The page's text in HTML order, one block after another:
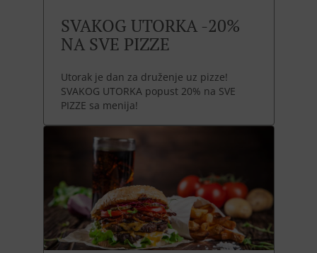
SVAKOG UTORKA -20%
NA SVE PIZZE
Utorak je dan za druženje uz pizze!
SVAKOG UTORKA popust 20% na SVE
PIZZE sa menija!